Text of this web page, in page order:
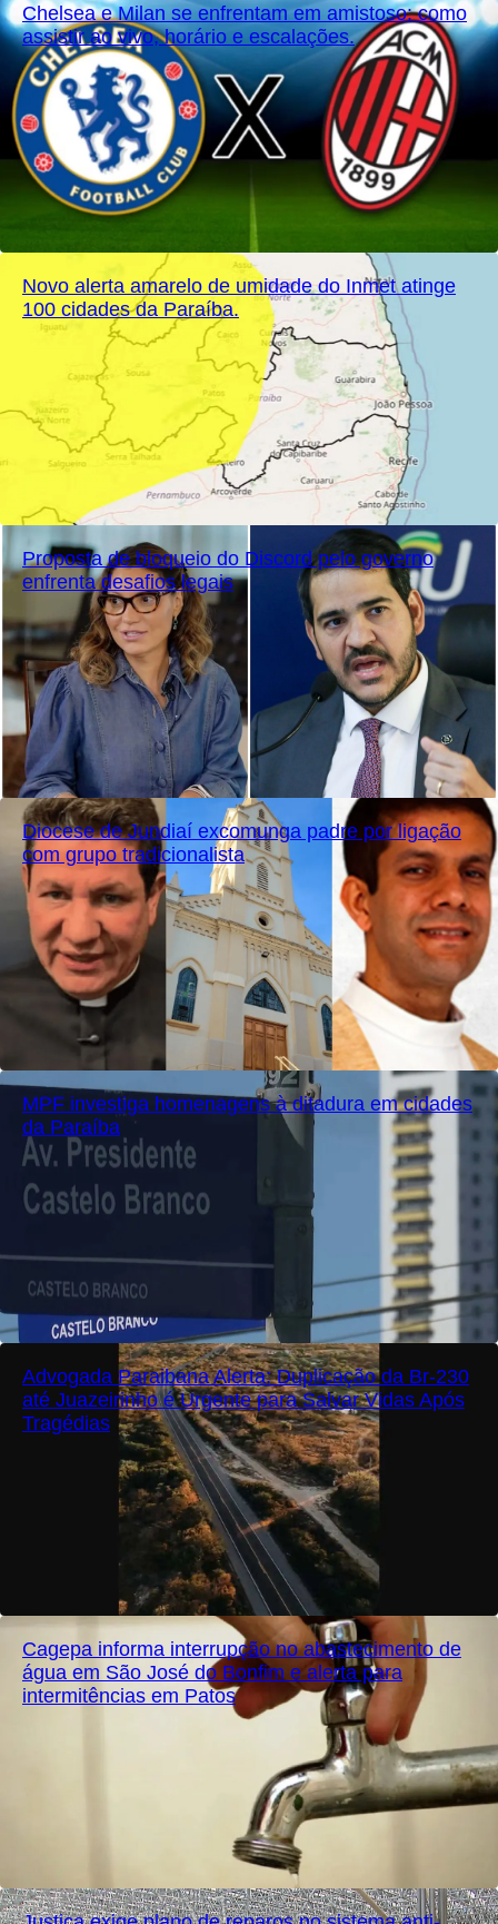
Chelsea e Milan se enfrentam em amistoso: como
assistir ao vivo, horário e escalações.
Novo alerta amarelo de umidade do Inmet atinge
100 cidades da Paraíba.
Proposta de bloqueio do Discord pelo governo
enfrenta desafios legais
Diocese de Jundiaí excomunga padre por ligação
com grupo tradicionalista
MPF investiga homenagens à ditadura em cidades
da Paraíba
Advogada Paraibana Alerta: Duplicação da Br-230
até Juazeirinho é Urgente para Salvar Vidas Após
Tragédias
Cagepa informa interrupção no abastecimento de
água em São José do Bonfim e alerta para
intermitências em Patos